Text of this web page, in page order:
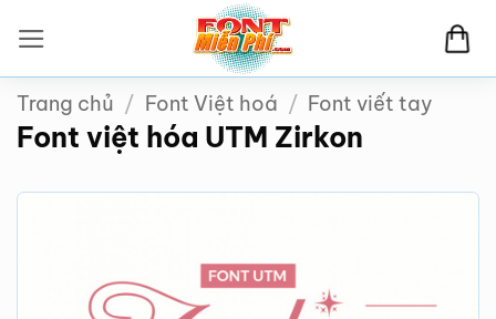
qua
nội
dung
Trang chủ / Font Việt hoá / Font viết tay
Font việt hóa UTM Zirkon